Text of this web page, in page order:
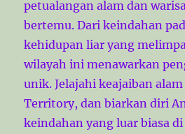
petualangan alam dan
bertemu. Dari keindahan
kehidupan liar yang
wilayah ini menawarkan
unik. Jelajahi keajaiban
Territory, dan biarkan diri
keindahan yang luar biasa